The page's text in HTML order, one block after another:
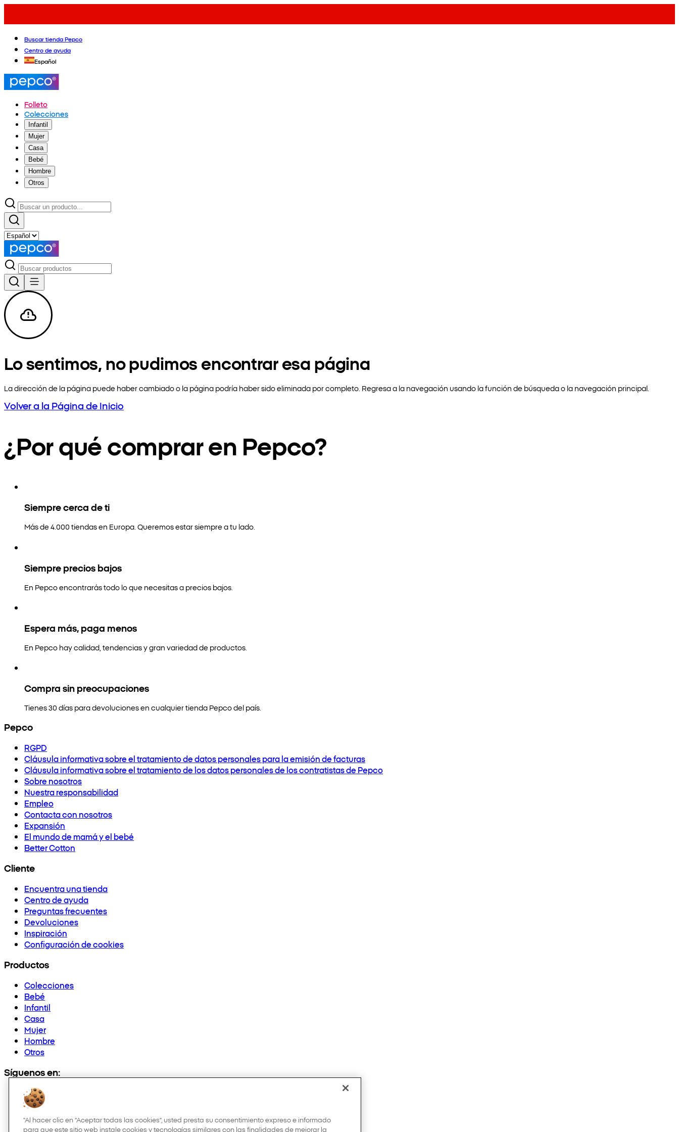
Buscar tienda Pepco
Centro de ayuda
Español
Folleto
Colecciones
Infantil
Mujer
Casa
Bebé
Hombre
Otros
Lo sentimos, no pudimos encontrar esa página
La dirección de la página puede haber cambiado o la página podría haber sido eliminada por completo. Regresa a la navegación usando la función de búsqueda o la navegación principal.
Volver a la Página de Inicio
¿Por qué comprar en Pepco?
Siempre cerca de ti
Más de 4.000 tiendas en Europa. Queremos estar siempre a tu lado.
Siempre precios bajos
En Pepco encontrarás todo lo que necesitas a precios bajos.
Espera más, paga menos
En Pepco hay calidad, tendencias y gran variedad de productos.
Compra sin preocupaciones
Tienes 30 días para devoluciones en cualquier tienda Pepco del país.
Pepco
RGPD
Cláusula informativa sobre el tratamiento de datos personales para la emisión de facturas
Cláusula informativa sobre el tratamiento de los datos personales de los contratistas de Pepco
Sobre nosotros
Nuestra responsabilidad
Empleo
Contacta con nosotros
Expansión
El mundo de mamá y el bebé
Better Cotton
Cliente
Encuentra una tienda
Centro de ayuda
Preguntas frecuentes
Devoluciones
Inspiración
Configuración de cookies
Productos
Colecciones
Bebé
Infantil
Casa
Mujer
Hombre
Otros
Síguenos en:
"Al hacer clic en “Aceptar todas las cookies”, usted presta su consentimiento expreso e informado
para que este sitio web instale cookies y tecnologías similares con las finalidades de mejorar la